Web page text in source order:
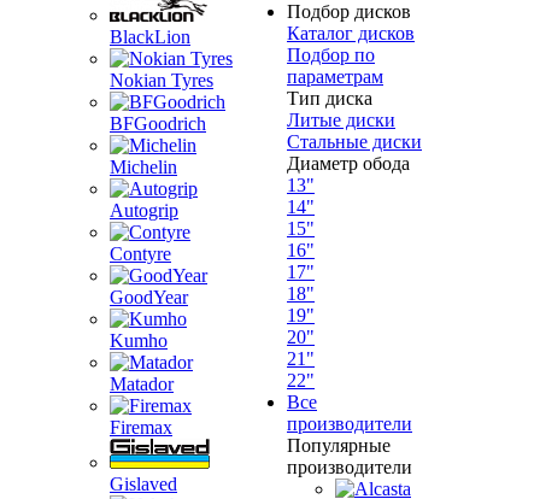
BlackLion
Nokian Tyres
BFGoodrich
Michelin
Autogrip
Contyre
GoodYear
Kumho
Matador
Firemax
Gislaved
Подбор дисков
Каталог дисков
Подбор по
параметрам
Тип диска
Литые диски
Стальные диски
Диаметр обода
13"
14"
15"
16"
17"
18"
19"
20"
21"
22"
Все
производители
Популярные
производители